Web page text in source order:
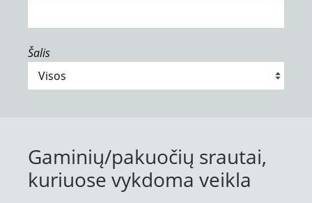
Šalis
Gaminių/pakuočių srautai,
kuriuose vykdoma veikla